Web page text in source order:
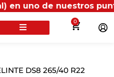
nuestros puntos
0
DS8 265/40 R22